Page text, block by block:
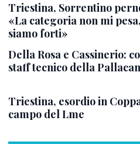
Triestina, Sorrentino
«La categoria non mi
siamo forti»
Della Rosa e Cassinerio:
staff tecnico della
Triestina, esordio in
campo del Lme